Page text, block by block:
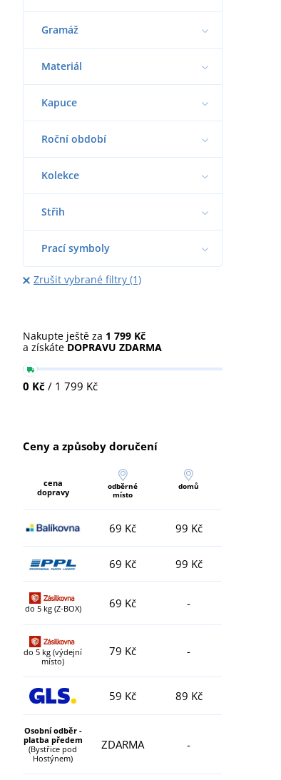
Gramáž
Materiál
Kapuce
Roční období
Kolekce
Střih
Prací symboly
Zrušit vybrané filtry (1)
Nakupte ještě za 1 799 Kč
a získáte DOPRAVU ZDARMA
0 Kč / 1 799 Kč
Ceny a způsoby doručení
cena
dopravy
odběrné
místo
domů
69 Kč 99 Kč
69 Kč 99 Kč
do 5 kg (Z-BOX) 69 Kč -
do 5 kg (výdejní
místo)
79 Kč -
59 Kč 89 Kč
Osobní odběr -
platba předem
(Bystřice pod
Hostýnem)
ZDARMA -